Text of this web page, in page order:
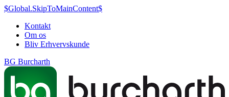
$Global.SkipToMainContent$
Kontakt
Om os
Bliv Erhvervskunde
BG Burcharth